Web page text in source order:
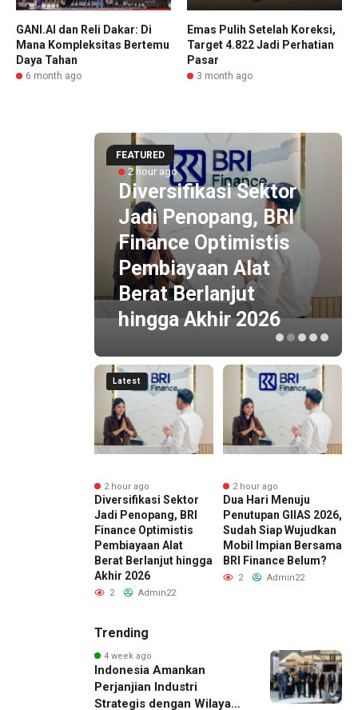
GANI.AI dan Reli Dakar: Di
Mana Kompleksitas Bertemu
Daya Tahan
6 month ago
Emas Pulih Setelah Koreksi,
Target 4.822 Jadi Perhatian
Pasar
3 month ago
FEATURED
2 hour ago
Diversifikasi Sektor
Jadi Penopang, BRI
Finance Optimistis
Pembiayaan Alat
Berat Berlanjut
hingga Akhir 2026
Latest
2 hour ago
Diversifikasi Sektor
Jadi Penopang, BRI
Finance Optimistis
Pembiayaan Alat
Berat Berlanjut hingga
Akhir 2026
2 Admin22
2 hour ago
Dua Hari Menuju
Penutupan GIIAS 2026,
Sudah Siap Wujudkan
Mobil Impian Bersama
BRI Finance Belum?
2 Admin22
Trending
4 week ago
Indonesia Amankan
Perjanjian Industri
Strategis dengan Wilayah